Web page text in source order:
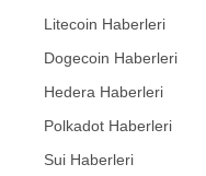
Litecoin Haberleri
Dogecoin Haberleri
Hedera Haberleri
Polkadot Haberleri
Sui Haberleri